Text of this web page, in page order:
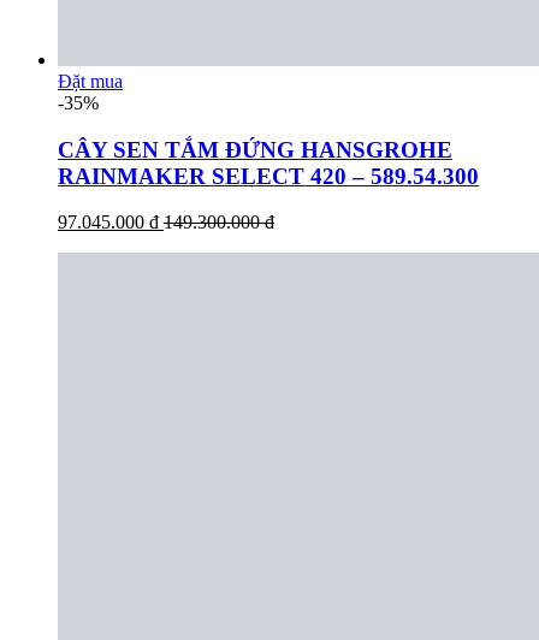
Đặt mua
-35%
CÂY SEN TẮM ĐỨNG HANSGROHE
RAINMAKER SELECT 420 – 589.54.300
97.045.000 đ 149.300.000 đ